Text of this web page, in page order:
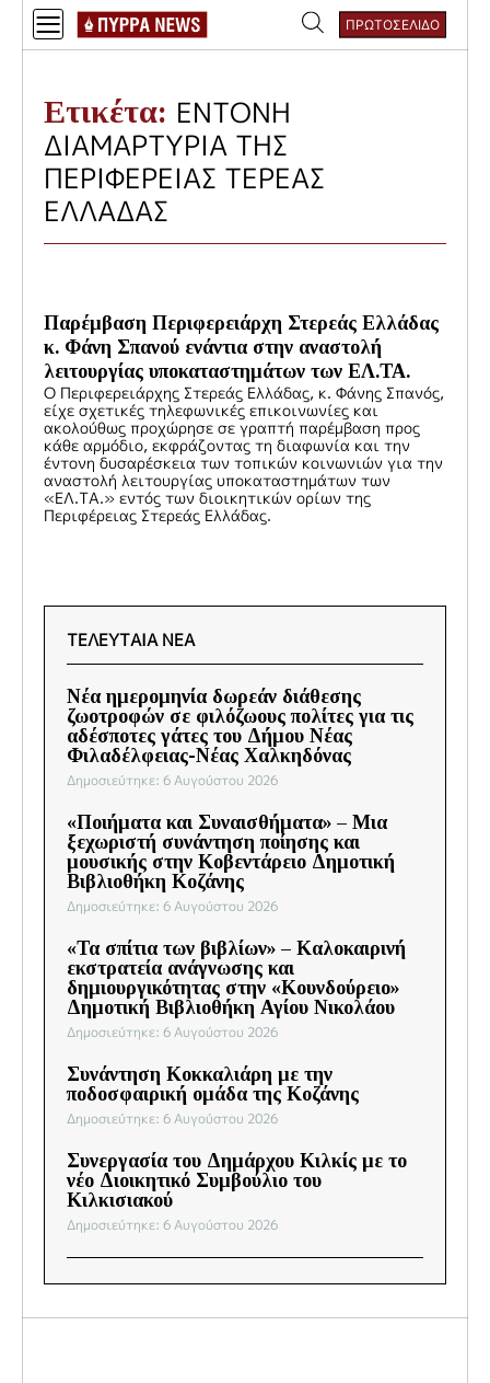
Αναζήτηση
ΠΡΩΤΟΣΕΛΙΔΟ
Ετικέτα: ΕΝΤΟΝΗ
ΔΙΑΜΑΡΤΥΡΙΑ ΤΗΣ
ΠΕΡΙΦΕΡΕΙΑΣ ΤΕΡΕΑΣ
ΕΛΛΑΔΑΣ
Παρέμβαση Περιφερειάρχη Στερεάς Ελλάδας
κ. Φάνη Σπανού ενάντια στην αναστολή
λειτουργίας υποκαταστημάτων των ΕΛ.ΤΑ.
Ο Περιφερειάρχης Στερεάς Ελλάδας, κ. Φάνης Σπανός,
είχε σχετικές τηλεφωνικές επικοινωνίες και
ακολούθως προχώρησε σε γραπτή παρέμβαση προς
κάθε αρμόδιο, εκφράζοντας τη διαφωνία και την
έντονη δυσαρέσκεια των τοπικών κοινωνιών για την
αναστολή λειτουργίας υποκαταστημάτων των
«ΕΛ.ΤΑ.» εντός των διοικητικών ορίων της
Περιφέρειας Στερεάς Ελλάδας.
ΤΕΛΕΥΤΑΙΑ ΝΕΑ
Νέα ημερομηνία δωρεάν διάθεσης
ζωοτροφών σε φιλόζωους πολίτες για τις
αδέσποτες γάτες του Δήμου Νέας
Φιλαδέλφειας-Νέας Χαλκηδόνας
Δημοσιεύτηκε: 6 Αυγούστου 2026
«Ποιήματα και Συναισθήματα» – Μια
ξεχωριστή συνάντηση ποίησης και
μουσικής στην Κοβεντάρειο Δημοτική
Βιβλιοθήκη Κοζάνης
Δημοσιεύτηκε: 6 Αυγούστου 2026
«Τα σπίτια των βιβλίων» – Καλοκαιρινή
εκστρατεία ανάγνωσης και
δημιουργικότητας στην «Κουνδούρειο»
Δημοτική Βιβλιοθήκη Αγίου Νικολάου
Δημοσιεύτηκε: 6 Αυγούστου 2026
Συνάντηση Κοκκαλιάρη με την
ποδοσφαιρική ομάδα της Κοζάνης
Δημοσιεύτηκε: 6 Αυγούστου 2026
Συνεργασία του Δημάρχου Κιλκίς με το
νέο Διοικητικό Συμβούλιο του
Κιλκισιακού
Δημοσιεύτηκε: 6 Αυγούστου 2026